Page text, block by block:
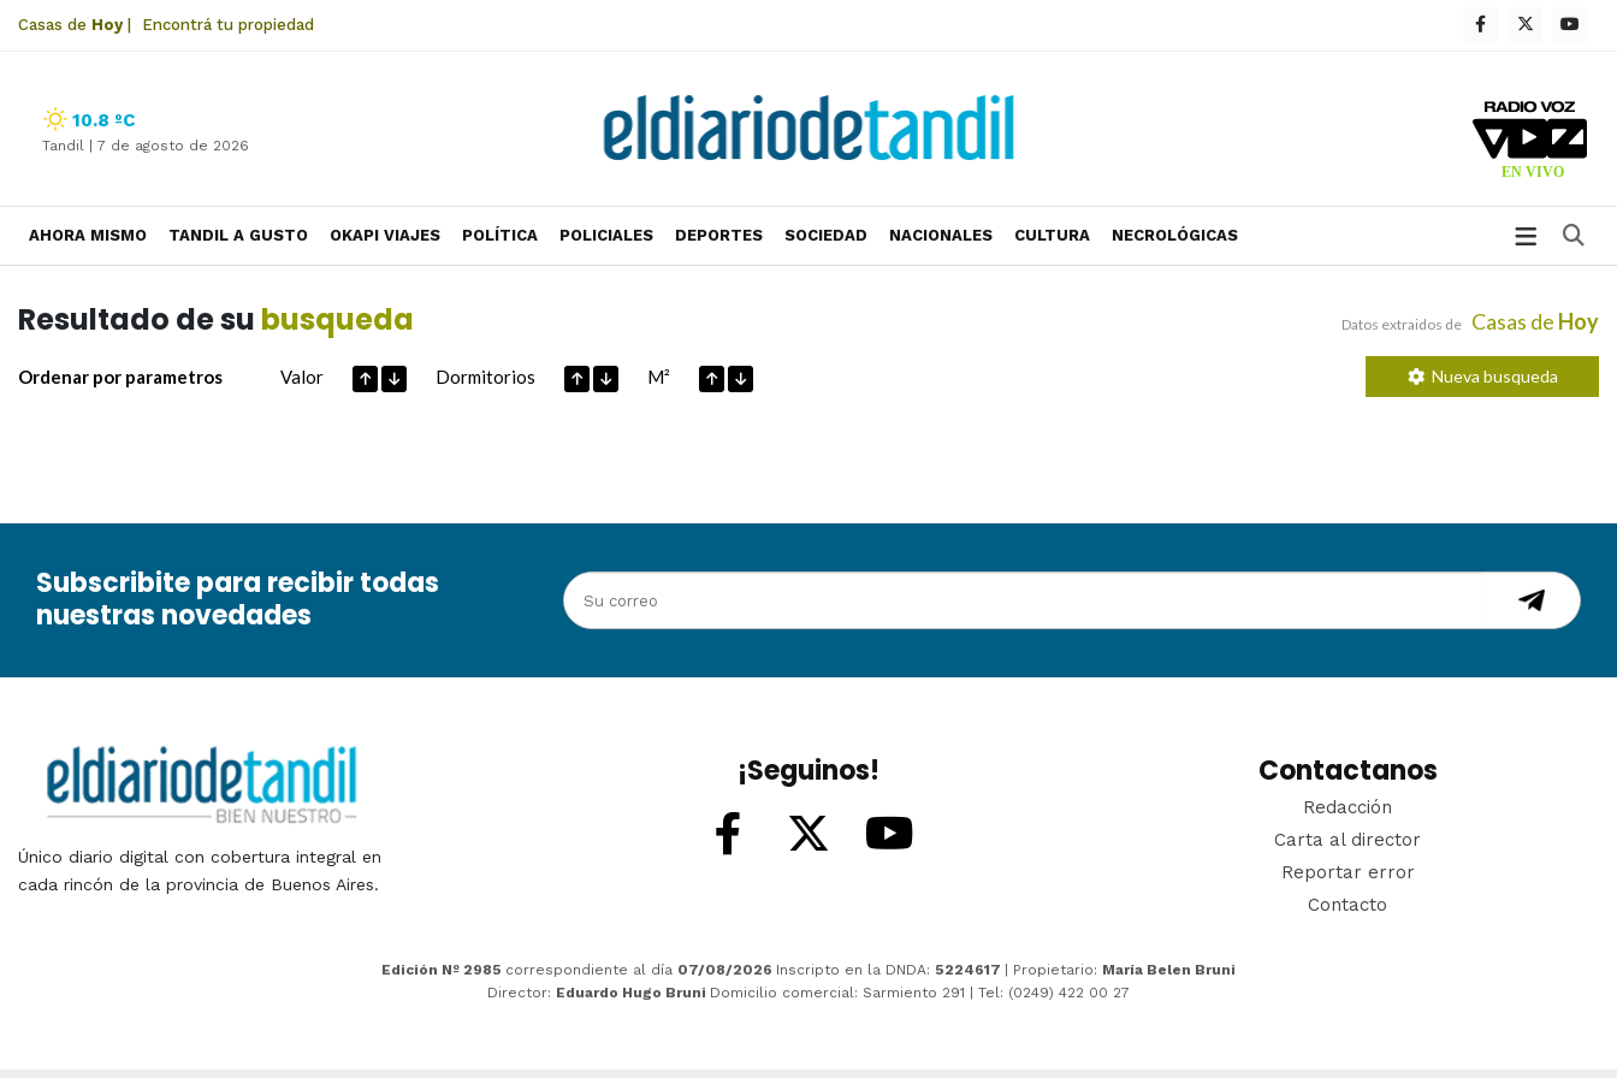
Casas de Hoy| Encontrá tu propiedad
10.8 ºC
Tandil | 7 de agosto de 2026
AHORA MISMO TANDIL A GUSTO OKAPI VIAJES POLÍTICA POLICIALES DEPORTES SOCIEDAD NACIONALES CULTURA NECROLÓGICAS
Resultado de su busqueda Datos extraidos de Casas de Hoy
Ordenar por parametros Valor Dormitorios M² Nueva busqueda
Subscribite para recibir todas
nuestras novedades
Único diario digital con cobertura integral en
cada rincón de la provincia de Buenos Aires.
¡Seguinos! Contactanos
Redacción
Carta al director
Reportar error
Contacto
Edición Nº 2985 correspondiente al día 07/08/2026 Inscripto en la DNDA: 5224617 | Propietario: María Belen Bruni
Director: Eduardo Hugo Bruni Domicilio comercial: Sarmiento 291 | Tel: (0249) 422 00 27